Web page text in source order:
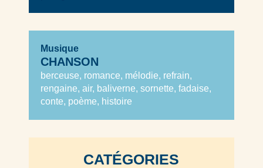
Musique
CHANSON
berceuse, romance, mélodie, refrain,
rengaine, air, baliverne, sornette, fadaise,
conte, poème, histoire
CATÉGORIES